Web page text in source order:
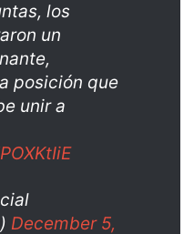
los
un
posición que
unir a
December 5,